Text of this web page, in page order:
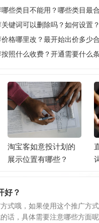
些类目不能用？哪些类目最
键词可以删除吗？如何设置？
格哪里改？最开始出价多少
照什么收费？开通需要什么
淘宝客如意投计划的
展示位置有哪些？
好？
式哦，如果使用这个推广方
话，具体需要注意哪些方面